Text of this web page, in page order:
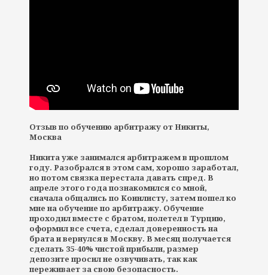
Отзыв по обучению арбитражу от Никиты,
Москва
Никита уже занимался арбитражем в прошлом
году. Разобрался в этом сам, хорошо заработал,
но потом связка перестала давать спред. В
апреле этого года познакомился со мной,
сначала общались по Коинлисту, затем пошел ко
мне на обучение по арбитражу. Обучение
проходил вместе с братом, полетел в Турцию,
оформил все счета, сделал доверенность на
брата и вернулся в Москву. В месяц получается
сделать 35-40% чистой прибыли, размер
депозите просил не озвучивать, так как
переживает за свою безопасность.